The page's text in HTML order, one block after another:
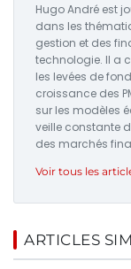
Hugo André est
dans les
gestion et des
technologie. Il a
les levées de
croissance des
sur les modèles
veille constante
des marchés
Voir tous les
ARTICLES